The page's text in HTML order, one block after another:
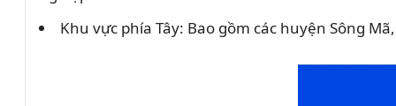
Khu vực phía Tây: Bao gồm các huyện Sông